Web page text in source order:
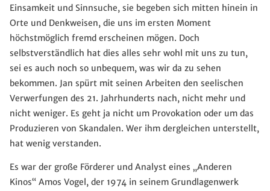
Einsamkeit und Sinnsuche, sie begeben sich mitten hinein in
Orte und Denkweisen, die uns im ersten Moment
höchstmöglich fremd erscheinen mögen. Doch
selbstverständlich hat dies alles sehr wohl mit uns zu tun,
sei es auch noch so unbequem, was wir da zu sehen
bekommen. Jan spürt mit seinen Arbeiten den seelischen
Verwerfungen des 21. Jahrhunderts nach, nicht mehr und
nicht weniger. Es geht ja nicht um Provokation oder um das
Produzieren von Skandalen. Wer ihm dergleichen unterstellt,
hat wenig verstanden.
Es war der große Förderer und Analyst eines „Anderen
Kinos“ Amos Vogel, der 1974 in seinem Grundlagenwerk